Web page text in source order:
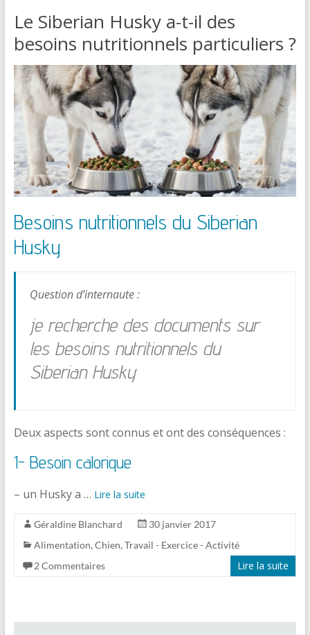
Le Siberian Husky a-t-il des
besoins nutritionnels particuliers ?
Besoins nutritionnels du Siberian
Husky
Question d’internaute :
je recherche des documents sur
les besoins nutritionnels du
Siberian Husky
Deux aspects sont connus et ont des conséquences :
1- Besoin calorique
– un Husky a … Lire la suite
Géraldine Blanchard
30 janvier 2017
Alimentation, Chien, Travail - Exercice - Activité
2 Commentaires
Lire la suite